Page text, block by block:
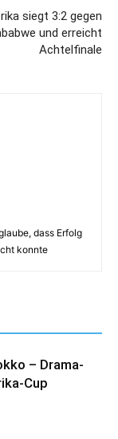
siegt 3:2 gegen
und erreicht
Achtelfinale
dass Erfolg
konnte
– Drama-
Cup